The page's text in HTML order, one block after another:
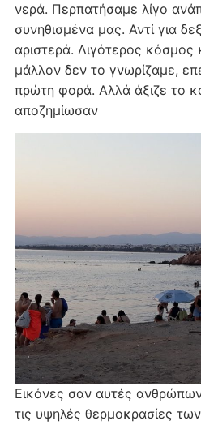
νερά. Περπατήσαμε λίγο
συνηθισμένα μας. Αντί για
αριστερά. Λιγότερος κόσμος
μάλλον δεν το γνωρίζαμε,
πρώτη φορά. Αλλά άξιζε το
αποζημίωσαν
Εικόνες σαν αυτές
τις υψηλές θερμοκρασίες